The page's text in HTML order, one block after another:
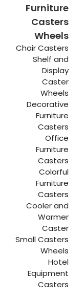
Furniture
Casters
Wheels
Chair Casters
Shelf and
Display
Caster
Wheels
Decorative
Furniture
Casters
Office
Furniture
Casters
Colorful
Furniture
Casters
Cooler and
Warmer
Caster
Small Casters
Wheels
Hotel
Equipment
Casters